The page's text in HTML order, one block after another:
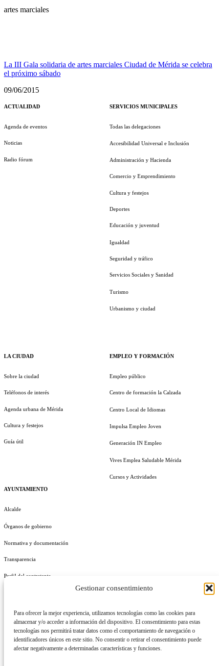
Gestionar consentimiento
Para ofrecer la mejor experiencia, utilizamos tecnologías como las cookies para
almacenar y/o acceder a información del dispositivo. El consentimiento para estas
tecnologías nos permitirá tratar datos como el comportamiento de navegación o
identificadores únicos en este sitio. No consentir o retirar el consentimiento puede
afectar negativamente a determinadas características y funciones.
artes marciales
La III Gala solidaria de artes marciales Ciudad de Mérida se celebra
el próximo sábado
09/06/2015
ACTUALIDAD
Agenda de eventos
Noticias
Radio fórum
LA CIUDAD
Sobre la ciudad
Teléfonos de interés
Agenda urbana de Mérida
Cultura y festejos
Guía útil
AYUNTAMIENTO
Alcalde
Órganos de gobierno
Normativa y documentación
Transparencia
Perfil del contratante
Identidad Corporativa
SERVICIOS MUNICIPALES
Todas las delegaciones
Accesibilidad Universal e Inclusión
Administración y Hacienda
Comercio y Emprendimiento
Cultura y festejos
Deportes
Educación y juventud
Igualdad
Seguridad y tráfico
Servicios Sociales y Sanidad
Turismo
Urbanismo y ciudad
EMPLEO Y FORMACIÓN
Empleo público
Centro de formación la Calzada
Centro Local de Idiomas
Impulsa Empleo Joven
Generación IN Empleo
Vives Emplea Saludable Mérida
Cursos y Actividades